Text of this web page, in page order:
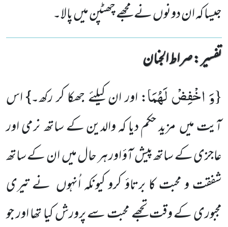
جیسا کہ ان دونوں نے مجھے چھٹپن میں پالا۔
تفسیر : ‎صراط الجنان
{وَ اخْفِضْ لَهُمَا: اور ان کیلئے جھکا کر رکھ۔} اس
آیت میں مزید حکم دیا کہ والدین کے ساتھ نرمی اور
عاجزی کے ساتھ پیش آؤ اور ہر حال میں ان کے ساتھ
شفقت و محبت کا برتاؤ کرو کیونکہ اُنہوں نے تیری
مجبوری کے وقت تجھے محبت سے پرورش کیا تھا اور جو